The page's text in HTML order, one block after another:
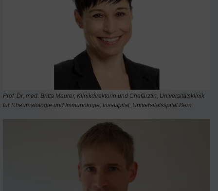
Prof. Dr. med. Britta Maurer, Klinikdirektorin und Chefärztin, Universitätsklinik
für Rheumatologie und Immunologie, Inselspital, Universitätsspital Bern